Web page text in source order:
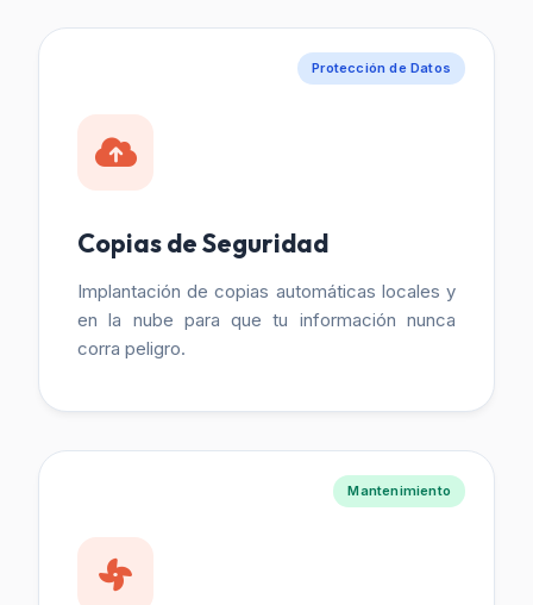
Protección de Datos
Copias de Seguridad
Implantación de copias automáticas locales y
en la nube para que tu información nunca
corra peligro.
Mantenimiento